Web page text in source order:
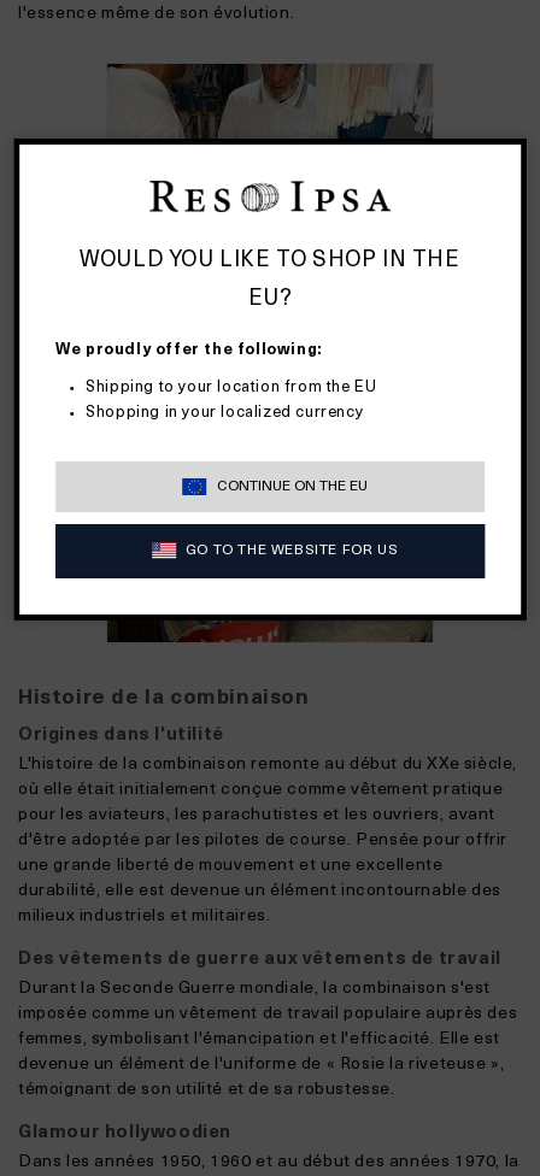
WOULD YOU LIKE TO SHOP IN THE
EU?
We proudly offer the following:
Shipping to your location from the EU
Shopping in your localized currency
CONTINUE ON THE EU
GO TO THE WEBSITE FOR US
l'essence même de son évolution.
Histoire de la combinaison
Origines dans l'utilité
L'histoire de la combinaison remonte au début du XXe siècle,
où elle était initialement conçue comme vêtement pratique
pour les aviateurs, les parachutistes et les ouvriers, avant
d'être adoptée par les pilotes de course. Pensée pour offrir
une grande liberté de mouvement et une excellente
durabilité, elle est devenue un élément incontournable des
milieux industriels et militaires.
Des vêtements de guerre aux vêtements de travail
Durant la Seconde Guerre mondiale, la combinaison s'est
imposée comme un vêtement de travail populaire auprès des
femmes, symbolisant l'émancipation et l'efficacité. Elle est
devenue un élément de l'uniforme de « Rosie la riveteuse »,
témoignant de son utilité et de sa robustesse.
Glamour hollywoodien
Dans les années 1950, 1960 et au début des années 1970, la